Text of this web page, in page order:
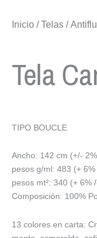
Inicio /Telas /
Tela
TIPO BOUCLE
Ancho: 142 cm (+/-
pesos g/ml: 483 (+ 6%
pesos mt²: 340 (+ 6%
Composición: 100%
13 colores en carta: